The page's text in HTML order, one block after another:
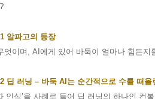
?
알파고의 등장
엇이며, AI 에게 있어 바둑이 얼마나 힘든지
딥 러닝 – 바둑 AI 는 순간적으로 수를 떠올
인식’을 사례로 들어 딥 러닝의 하나인 컨